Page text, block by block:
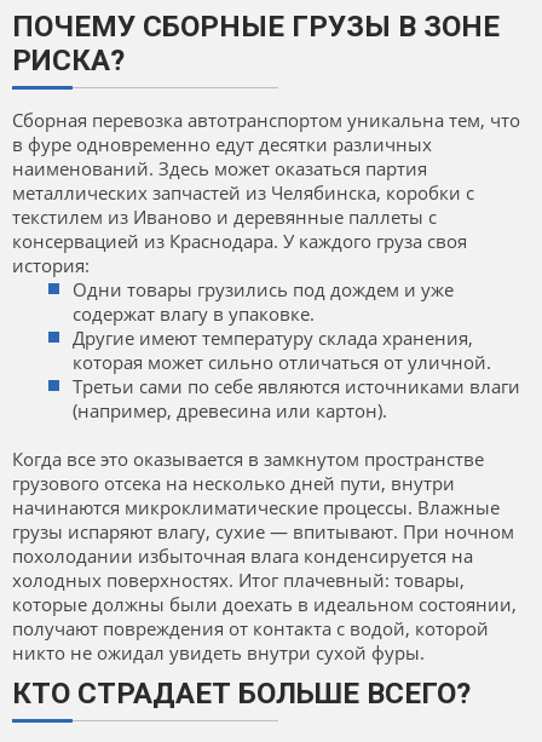
ПОЧЕМУ СБОРНЫЕ ГРУЗЫ В ЗОНЕ
РИСКА?
Сборная перевозка автотранспортом уникальна тем, что
в фуре одновременно едут десятки различных
наименований. Здесь может оказаться партия
металлических запчастей из Челябинска, коробки с
текстилем из Иваново и деревянные паллеты с
консервацией из Краснодара. У каждого груза своя
история:
Одни товары грузились под дождем и уже
содержат влагу в упаковке.
Другие имеют температуру склада хранения,
которая может сильно отличаться от уличной.
Третьи сами по себе являются источниками влаги
(например, древесина или картон).
Когда все это оказывается в замкнутом пространстве
грузового отсека на несколько дней пути, внутри
начинаются микроклиматические процессы. Влажные
грузы испаряют влагу, сухие — впитывают. При ночном
похолодании избыточная влага конденсируется на
холодных поверхностях. Итог плачевный: товары,
которые должны были доехать в идеальном состоянии,
получают повреждения от контакта с водой, которой
никто не ожидал увидеть внутри сухой фуры.
КТО СТРАДАЕТ БОЛЬШЕ ВСЕГО?